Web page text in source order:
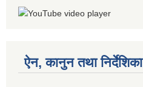
ऐन, कानुन तथा निर्देशिका